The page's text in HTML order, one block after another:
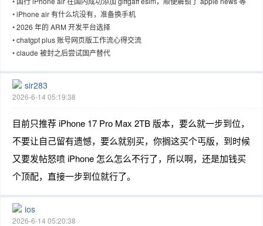
•iPhone air 有什么坑没有，准备换手机
•2026 年的 ARM 开发平台选择
•chatgpt plus 账号网页版工作流心得交流
•claude 被封之后尝试国产替代
sir283
2026-6-14 05:19:38
目前只推荐 iPhone 17 Pro Max 2TB 版本，要么就一步到位，
不要让自己留有遗憾，要么就别买，你搁这买个丐版，到时候
又要发帖怒喷 iPhone 怎么怎么不行了，所以啊，还是加钱买
个顶配，直接一步到位就行了。
ios
2026-6-14 05:20:38